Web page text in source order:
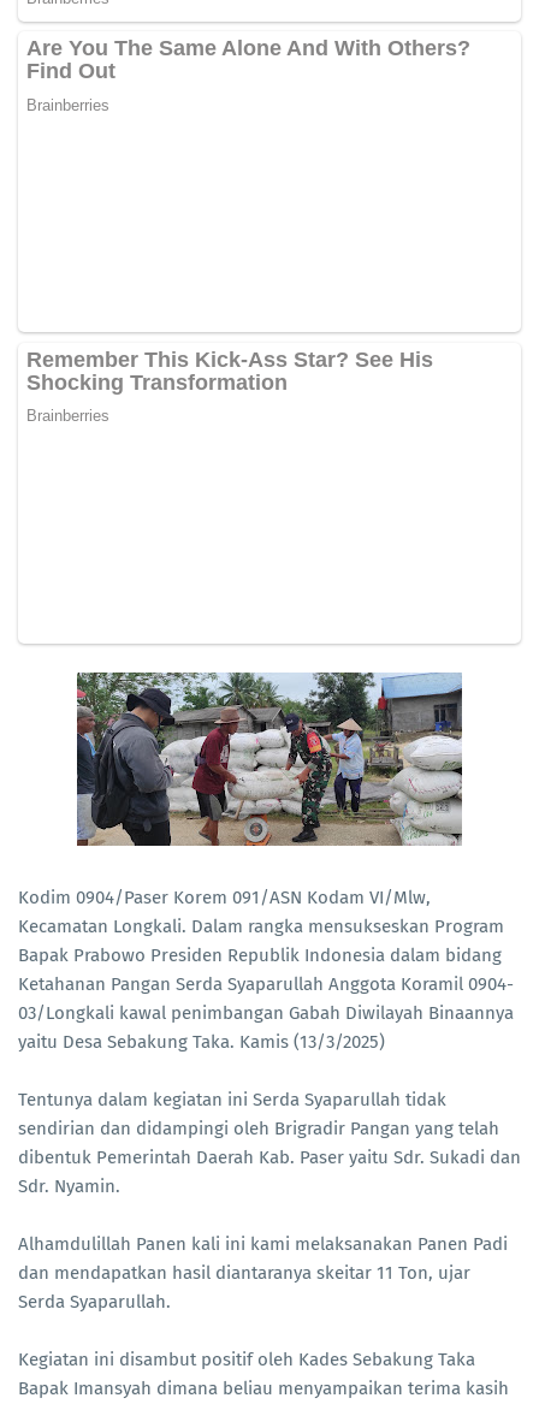
Kodim 0904/Paser Korem 091/ASN Kodam VI/Mlw,
Kecamatan Longkali. Dalam rangka mensukseskan Program
Bapak Prabowo Presiden Republik Indonesia dalam bidang
Ketahanan Pangan Serda Syaparullah Anggota Koramil 0904-
03/Longkali kawal penimbangan Gabah Diwilayah Binaannya
yaitu Desa Sebakung Taka. Kamis (13/3/2025)
Tentunya dalam kegiatan ini Serda Syaparullah tidak
sendirian dan didampingi oleh Brigradir Pangan yang telah
dibentuk Pemerintah Daerah Kab. Paser yaitu Sdr. Sukadi dan
Sdr. Nyamin.
Alhamdulillah Panen kali ini kami melaksanakan Panen Padi
dan mendapatkan hasil diantaranya skeitar 11 Ton, ujar
Serda Syaparullah.
Kegiatan ini disambut positif oleh Kades Sebakung Taka
Bapak Imansyah dimana beliau menyampaikan terima kasih